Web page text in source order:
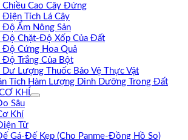
Cao Cây Đứng
Tích Lá Cây
Ẩm Nông Sản
Độ Chặt-Độ Xốp Của Đất
Cứng Hoa Quả
Trắng Của Bột
Lượng Thuốc Bảo Vệ Thực Vật
Tích Hàm Lượng Dinh Dưỡng Trong Đất
KHÍ
Sâu
Khí
Tử
Gá-Đế Kẹp (Cho Panme-Đồng Hồ So)